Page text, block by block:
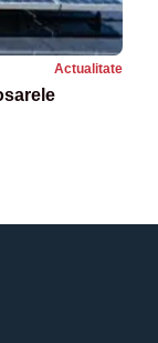
Actualitate